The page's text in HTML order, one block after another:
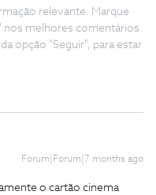
relevante. Marque
nos melhores comentários.
opção "Seguir", para estar
Forum|Forum|7 months ago
o cartão cinema